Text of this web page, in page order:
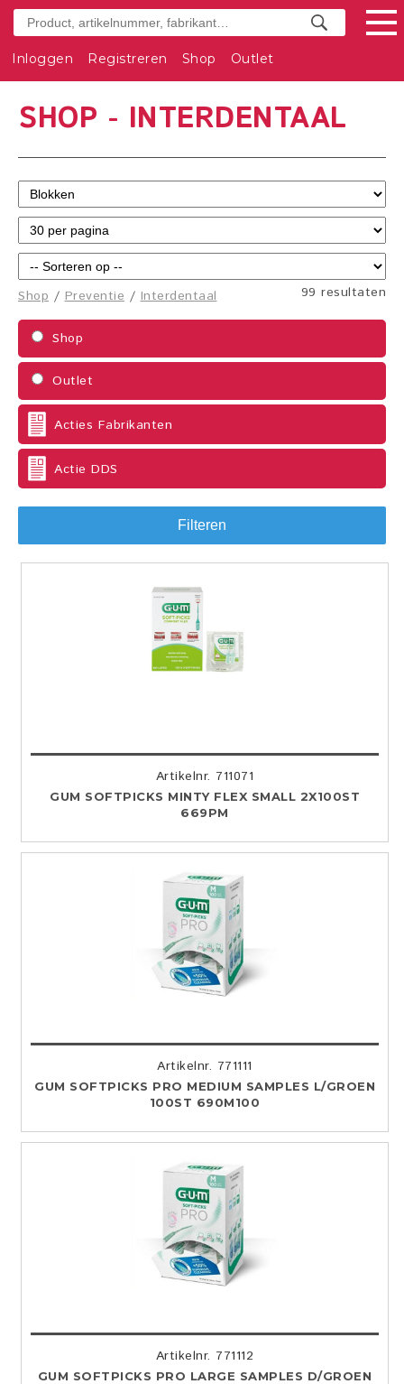
Inloggen Registreren Shop Outlet
SHOP - INTERDENTAAL
99 resultaten
Shop /Preventie /Interdentaal
Shop
Outlet
Acties Fabrikanten
Actie DDS
Filteren
Artikelnr. 711071
GUM SOFTPICKS MINTY FLEX SMALL 2X100ST
669PM
Artikelnr. 771111
GUM SOFTPICKS PRO MEDIUM SAMPLES L/GROEN
100ST 690M100
Artikelnr. 771112
GUM SOFTPICKS PRO LARGE SAMPLES D/GROEN